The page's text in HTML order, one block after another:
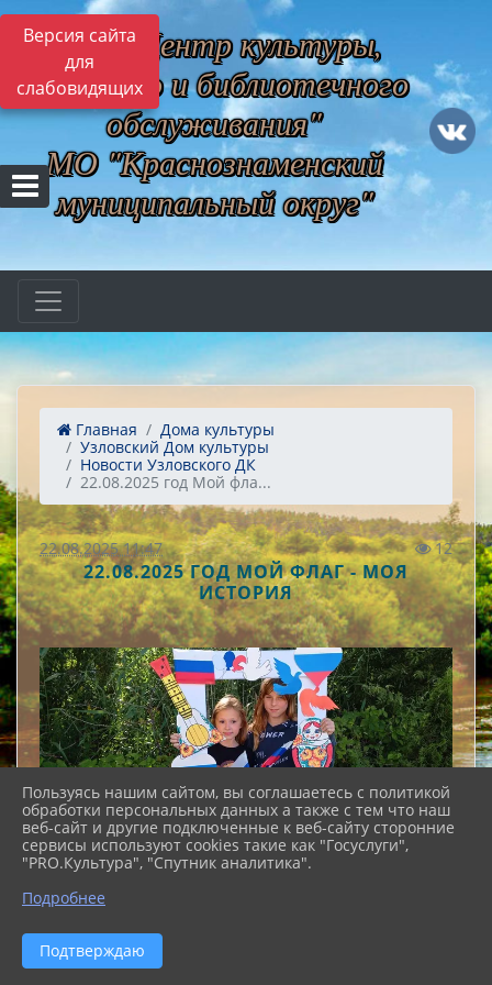
Версия сайта
для
слабовидящих
МБУ "Центр культуры,
музейного и библиотечного
обслуживания"
МО "Краснознаменский
муниципальный округ"
Главная
Дома культуры
Узловский Дом культуры
Новости Узловского ДК
22.08.2025 год Мой фла...
22.08.2025 11:47 12
22.08.2025 ГОД МОЙ ФЛАГ - МОЯ
ИСТОРИЯ
Пользуясь нашим сайтом, вы соглашаетесь с политикой
обработки персональных данных а также с тем что наш
веб-сайт и другие подключенные к веб-сайту сторонние
сервисы используют cookies такие как "Госуслуги",
"PRO.Культура", "Спутник аналитика".
Подробнее
Подтверждаю